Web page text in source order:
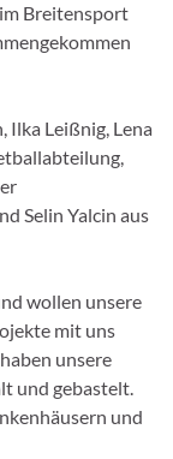
Breitensport
Ilka Leißnig, Lena
Selin Yalcin aus
wollen unsere
mit uns
unsere
und gebastelt.
und